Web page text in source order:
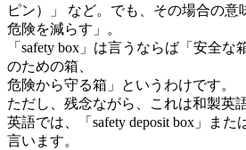
ピン）」 など。でも、その場合の意
危険を減らす」。
「safety box」は言うならば「安全
のための箱、
危険から守る箱」というわけです。
ただし、残念ながら、これは和製英語
英語では、「safety deposit box」また
言います。